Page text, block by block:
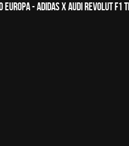
- Adidas x Audi Revolut F1